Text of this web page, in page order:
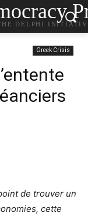
DELPHI
Greek Crisis
de trouver un
cette